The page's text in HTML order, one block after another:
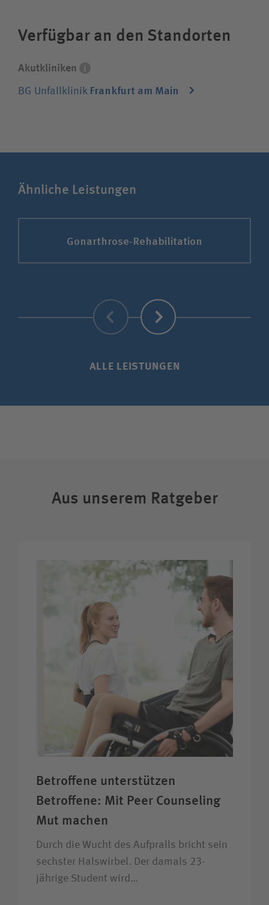
Verfügbar an den Standorten
spielt keine Rolle.
Akutkliniken
BG Unfallklinik Frankfurt am Main
Ähnliche Leistungen
Gonarthrose-Rehabilitation
Zurück Weiter
ALLE LEISTUNGEN
Aus unserem Ratgeber
Betroffene unter­stützen
Betroffene: Mit Peer Counseling
Mut machen
Durch die Wucht des Aufpralls bricht sein
sechster Halswirbel. Der damals 23-
jährige Student wird…